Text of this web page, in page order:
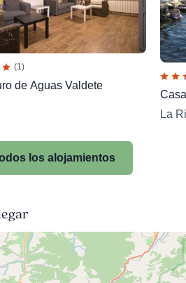
(1)
de Aguas Valdete
La
los alojamientos